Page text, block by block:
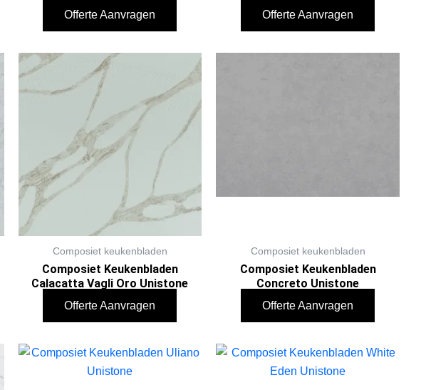
Offerte Aanvragen Offerte Aanvragen
Composiet keukenbladen
Composiet Keukenbladen
Calacatta Vagli Oro Unistone
Offerte Aanvragen
Composiet keukenbladen
Composiet Keukenbladen
Concreto Unistone
Offerte Aanvragen